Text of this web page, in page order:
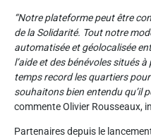
“Notre plateforme peut être
de la Solidarité. Tout notre
automatisée et géolocalisée
l’aide et des bénévoles situés
temps record les quartiers
souhaitons bien entendu qu’il
commente Olivier Rousseaux,
Partenaires depuis le